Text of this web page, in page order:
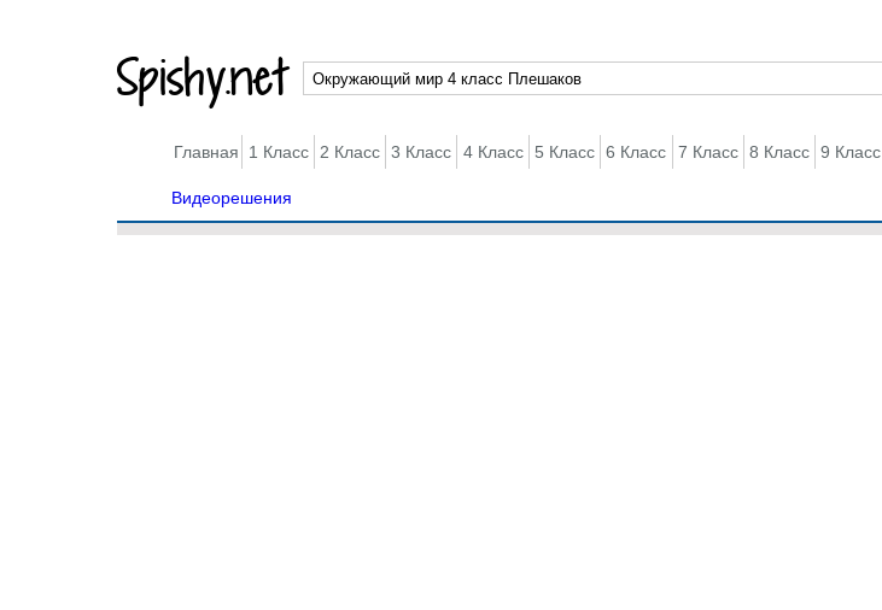
Spishy.net
Главная 1 Класс 2 Класс 3 Класс 4 Класс 5 Класс 6 Класс 7 Класс 8 Класс 9 Класс
Видеорешения